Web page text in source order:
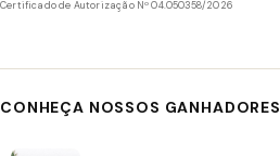
Certificado de Autorização Nº 04.050358/2026
CONHEÇA NOSSOS GANHADORES